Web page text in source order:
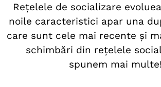
Rețelele de socializare
noile caracteristici apar una
care sunt cele mai recente și
schimbări din rețelele
spunem mai multe!